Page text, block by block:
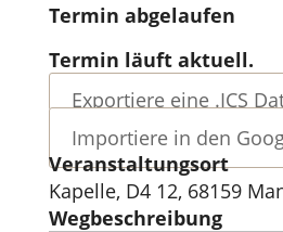
Termin abgelaufen
Termin läuft aktuell.
Exportiere eine .ICS
Importiere in den
Veranstaltungsort
Kapelle, D4 12, 68159
Wegbeschreibung